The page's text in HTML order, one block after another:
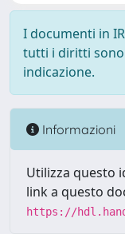
I documenti in
tutti i diritti sono
indicazione.
Informazioni
Utilizza questo
link a questo
https://